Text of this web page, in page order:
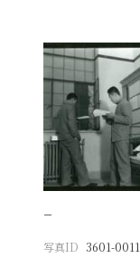
−
写真ID 3601-